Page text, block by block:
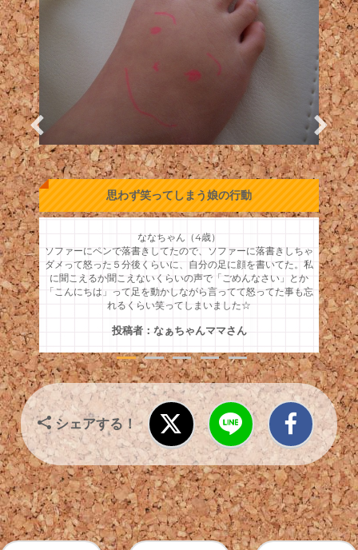
思わず笑ってしまう娘の行動
ンで落書きしてたので、ソファーに落書きしちゃ
た５分後くらいに、自分の足に顔を書いてた。私
聞こえないくらいの声で「ごめんなさい」とか
」って足を動かしながら言ってて怒ってた事も忘
れるくらい笑ってしまいました☆
投稿者：なぁちゃんママさん
清武町のLakeside
しいイチゴを教え
お腹いっ
シェアする！